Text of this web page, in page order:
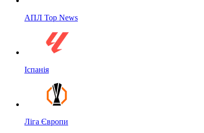
АПЛ Top News
Іспанія
Ліга Європи